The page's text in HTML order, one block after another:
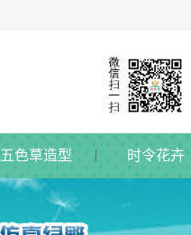
五色草造型 时令花卉